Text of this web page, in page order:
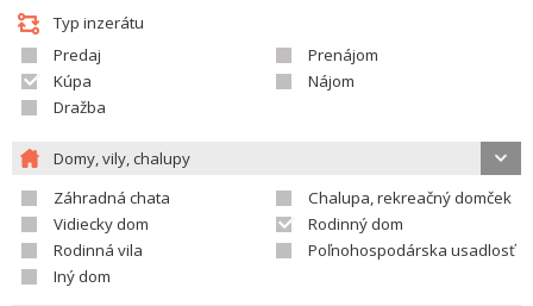
Typ inzerátu
Predaj
Prenájom
Kúpa
Nájom
Dražba
Domy, vily, chalupy
Záhradná chata
Chalupa, rekreačný domček
Vidiecky dom
Rodinný dom
Rodinná vila
Poľnohospodárska usadlosť
Iný dom